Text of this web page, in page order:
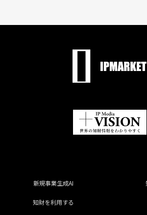
新規事業生成AI
知財を利用する